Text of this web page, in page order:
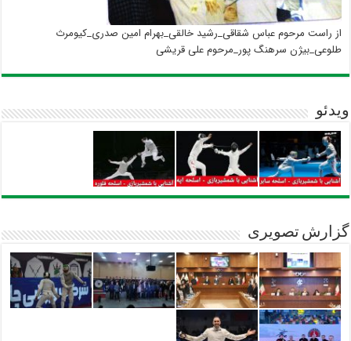
از راست مرحوم عباس شقاقی_رشید خالقی_بهرام امین صدری_کیومرث
طلوعی_بیژن سرهنگ پور_مرحوم علی قریشی
ویدئو
گزارش تصویری